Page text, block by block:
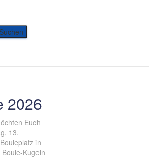
2026
Euch
13.
in
Kugeln